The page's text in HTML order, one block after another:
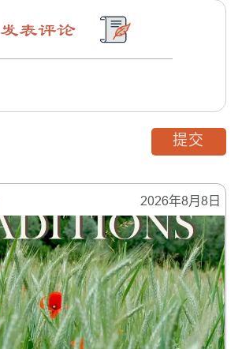
2026年8月8日
发表评论
提交